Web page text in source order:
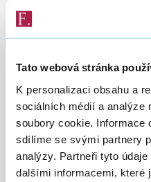
Tato webová stránka
K personalizaci obsahu a
sociálních médií a analýze
soubory cookie. Informace
sdílíme se svými partnery
analýzy. Partneři tyto
dalšími informacemi, které
Finanční správy
evidování
pokladních
pravděpodobností
Poslanecká
úplné zrušení